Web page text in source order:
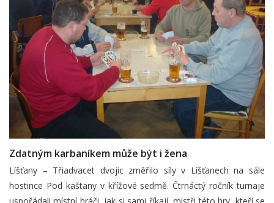
Zdatným karbaníkem může být i žena
Líšťany – Třiadvacet dvojic změřilo síly v Líšťanech na sále
hostince Pod kaštany v křížové sedmě. Čtrnáctý ročník turnaje
uspořádali místní hráči, jak si sami říkají, mistři této hry, kteří se